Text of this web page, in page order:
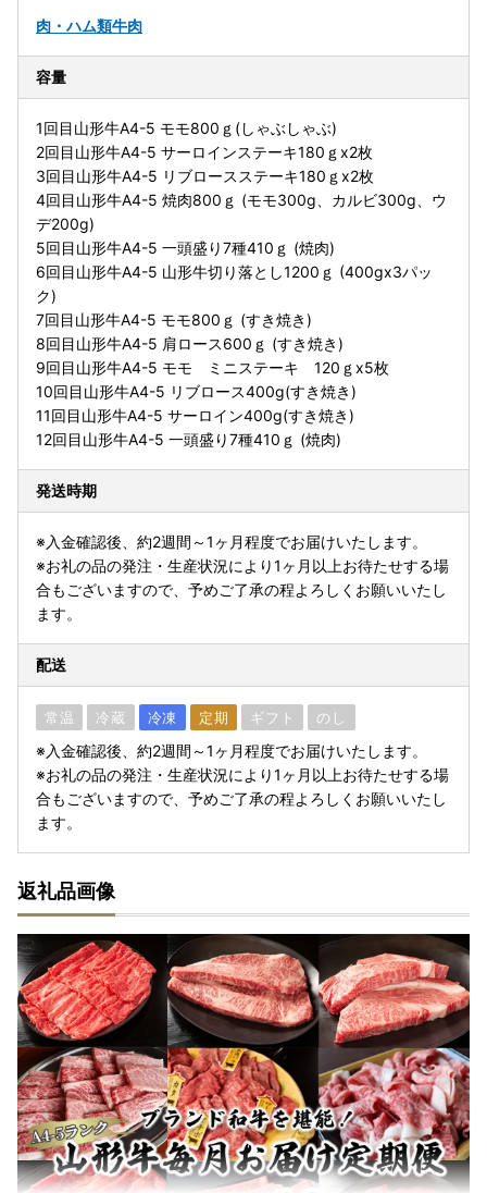
肉・ハム類牛肉
容量
1回目山形牛A4-5 モモ800ｇ(しゃぶしゃぶ)
2回目山形牛A4-5 サーロインステーキ180ｇx2枚
3回目山形牛A4-5 リブロースステーキ180ｇx2枚
4回目山形牛A4-5 焼肉800ｇ (モモ300g、カルビ300g、ウ
デ200g)
5回目山形牛A4-5 一頭盛り7種410ｇ (焼肉)
6回目山形牛A4-5 山形牛切り落とし1200ｇ (400gx3パッ
ク)
7回目山形牛A4-5 モモ800ｇ (すき焼き)
8回目山形牛A4-5 肩ロース600ｇ (すき焼き)
9回目山形牛A4-5 モモ ミニステーキ 120ｇx5枚
10回目山形牛A4-5 リブロース400g(すき焼き)
11回目山形牛A4-5 サーロイン400g(すき焼き)
12回目山形牛A4-5 一頭盛り7種410ｇ (焼肉)
発送時期
※入金確認後、約2週間～1ヶ月程度でお届けいたします。
※お礼の品の発注・生産状況により1ヶ月以上お待たせする場
合もございますので、予めご了承の程よろしくお願いいたし
ます。
配送
常温 冷蔵 冷凍 定期 ギフト のし
※入金確認後、約2週間～1ヶ月程度でお届けいたします。
※お礼の品の発注・生産状況により1ヶ月以上お待たせする場
合もございますので、予めご了承の程よろしくお願いいたし
ます。
返礼品画像